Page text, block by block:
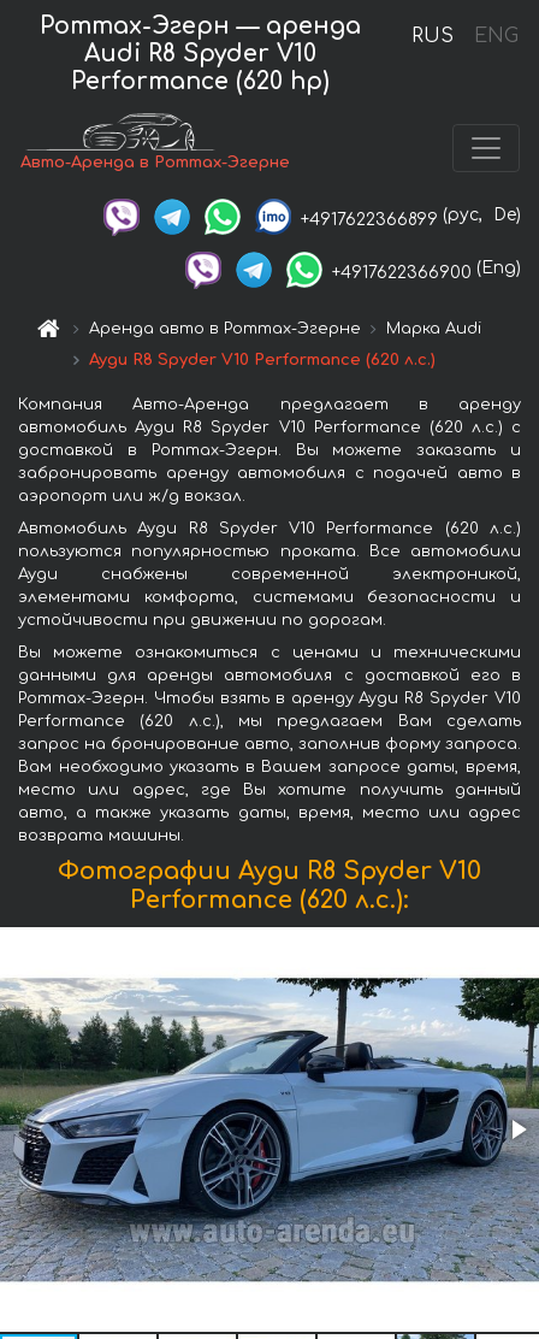
RUS ENG
Роттах-Эгерн — аренда
Audi R8 Spyder V10
Performance (620 hp)
Авто-Аренда в Роттах-Эгерне
+4917622366899 (рус, De)
+4917622366900 (Eng)
Аренда авто в Роттах-Эгерне
Марка Audi
Ауди R8 Spyder V10 Performance (620 л.с.)
Компания Авто-Аренда предлагает в аренду
автомобиль Ауди R8 Spyder V10 Performance (620 л.с.) с
доставкой в Роттах-Эгерн. Вы можете заказать и
забронировать аренду автомобиля с подачей авто в
аэропорт или ж/д вокзал.
Автомобиль Ауди R8 Spyder V10 Performance (620 л.с.)
пользуются популярностью проката. Все автомобили
Ауди снабжены современной электроникой,
элементами комфорта, системами безопасности и
устойчивости при движении по дорогам.
Вы можете ознакомиться с ценами и техническими
данными для аренды автомобиля с доставкой его в
Роттах-Эгерн. Чтобы взять в аренду Ауди R8 Spyder V10
Performance (620 л.с.), мы предлагаем Вам сделать
запрос на бронирование авто, заполнив форму запроса.
Вам необходимо указать в Вашем запросе даты, время,
место или адрес, где Вы хотите получить данный
авто, а также указать даты, время, место или адрес
возврата машины.
Фотографии Ауди R8 Spyder V10
Performance (620 л.с.):